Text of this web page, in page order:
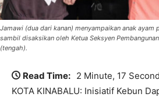
Jamawi (dua dari kanan) menyampaikan anak ayam
sambil disaksikan oleh Ketua Seksyen
(tengah).
Read Time: 2 Minute, 17 Second
KOTA KINABALU: Inisiatif Kebun